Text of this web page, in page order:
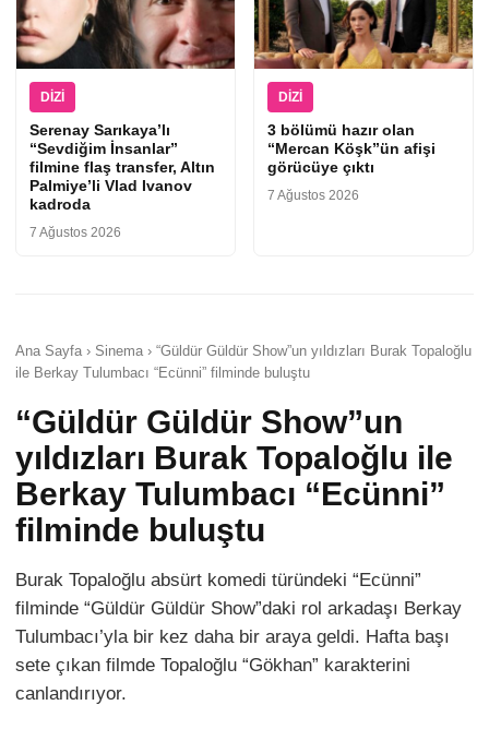
DIZI
Serenay Sarıkaya’lı
“Sevdiğim İnsanlar”
filmine flaş transfer, Altın
Palmiye’li Vlad Ivanov
kadroda
7 Ağustos 2026
DIZI
3 bölümü hazır olan
“Mercan Köşk”ün afişi
görücüye çıktı
7 Ağustos 2026
Ana Sayfa › Sinema › “Güldür Güldür Show”un yıldızları Burak Topaloğlu
ile Berkay Tulumbacı “Ecünni” filminde buluştu
“Güldür Güldür Show”un
yıldızları Burak Topaloğlu ile
Berkay Tulumbacı “Ecünni”
filminde buluştu
Burak Topaloğlu absürt komedi türündeki “Ecünni”
filminde “Güldür Güldür Show”daki rol arkadaşı Berkay
Tulumbacı’yla bir kez daha bir araya geldi. Hafta başı
sete çıkan filmde Topaloğlu “Gökhan” karakterini
canlandırıyor.